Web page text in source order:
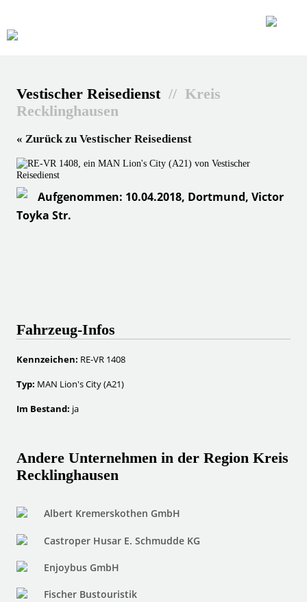
Vestischer Reisedienst // Kreis
Recklinghausen
« Zurück zu Vestischer Reisedienst
Aufgenommen: 10.04.2018, Dortmund, Victor
Toyka Str.
Fahrzeug-Infos
Kennzeichen: RE-VR 1408
Typ: MAN Lion's City (A21)
Im Bestand: ja
Andere Unternehmen in der Region Kreis
Recklinghausen
Albert Kremerskothen GmbH
Castroper Husar E. Schmudde KG
Enjoybus GmbH
Fischer Bustouristik